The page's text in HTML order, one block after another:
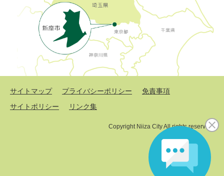
サイトマップ プライバシーポリシー
免責事項
サイトポリシー
リンク集
Copyright Niiza City All rights reserved.